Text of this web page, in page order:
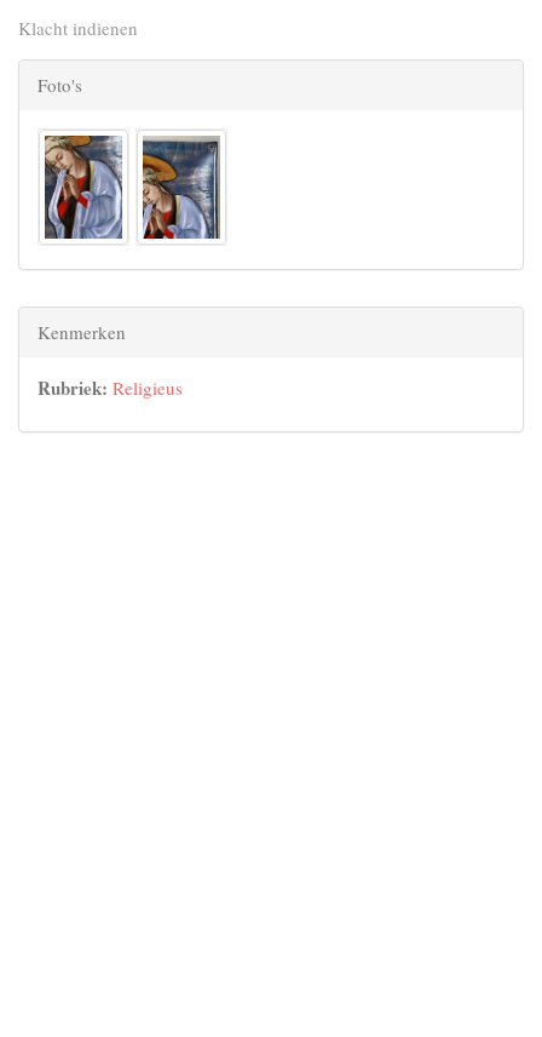
Klacht indienen
Foto's
Kenmerken
Rubriek: Religieus